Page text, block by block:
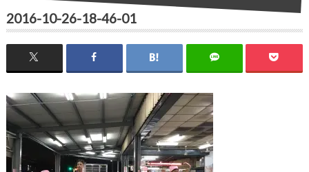
2016-10-26-18-46-01